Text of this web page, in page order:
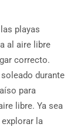
playas
al aire libre
correcto.
durante
para
libre. Ya sea
la